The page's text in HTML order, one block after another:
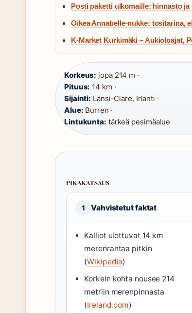
Posti paketti ulkomaille: hinnasto
Oikea Annabelle-nukke: tositarina,
K-Market Kurkimäki – Aukioloajat,
Korkeus: jopa 214 m ·
Pituus: 14 km ·
Sijainti: Länsi-Clare, Irlanti ·
Alue: Burren ·
Lintukunta: tärkeä pesimäalue
PIKAKATSAUS
1 Vahvistetut faktat
Kalliot ulottuvat 14 km
merenrantaa pitkin
(Wikipedia)
Korkein kohta nousee 214
metriin merenpinnasta
(Ireland.com)